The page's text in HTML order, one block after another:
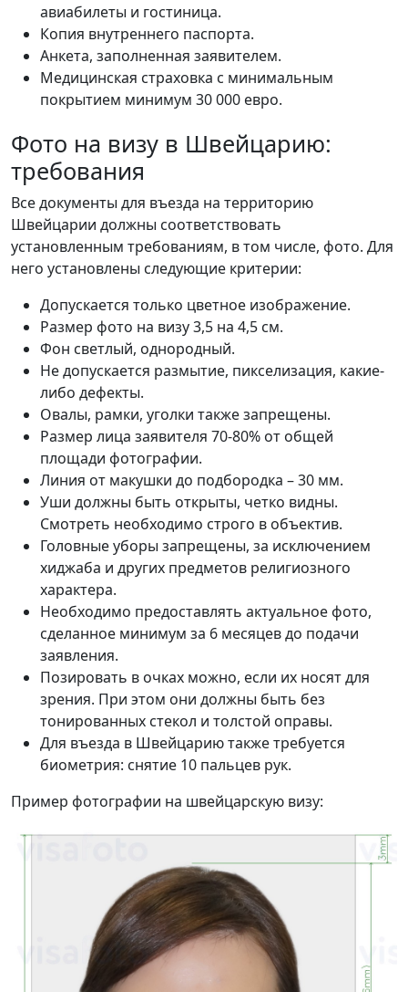
авиабилеты и гостиница.
Копия внутреннего паспорта.
Анкета, заполненная заявителем.
Медицинская страховка с минимальным
покрытием минимум 30 000 евро.
Фото на визу в Швейцарию:
требования
Все документы для въезда на территорию
Швейцарии должны соответствовать
установленным требованиям, в том числе, фото. Для
него установлены следующие критерии:
Допускается только цветное изображение.
Размер фото на визу 3,5 на 4,5 см.
Фон светлый, однородный.
Не допускается размытие, пикселизация, какие-
либо дефекты.
Овалы, рамки, уголки также запрещены.
Размер лица заявителя 70-80% от общей
площади фотографии.
Линия от макушки до подбородка – 30 мм.
Уши должны быть открыты, четко видны.
Смотреть необходимо строго в объектив.
Головные уборы запрещены, за исключением
хиджаба и других предметов религиозного
характера.
Необходимо предоставлять актуальное фото,
сделанное минимум за 6 месяцев до подачи
заявления.
Позировать в очках можно, если их носят для
зрения. При этом они должны быть без
тонированных стекол и толстой оправы.
Для въезда в Швейцарию также требуется
биометрия: снятие 10 пальцев рук.
Пример фотографии на швейцарскую визу: